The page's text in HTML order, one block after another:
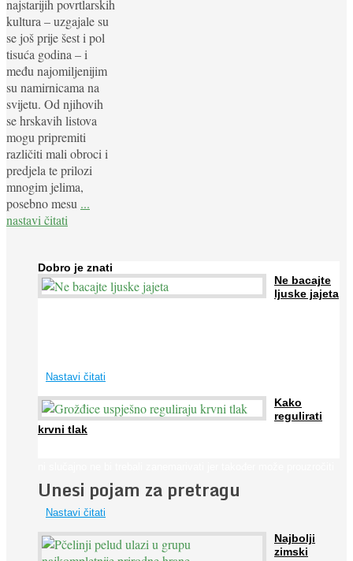
najstarijih povrtlarskih
kultura – uzgajale su
se još prije šest i pol
tisuća godina – i
među najomiljenijim
su namirnicama na
svijetu. Od njihovih
se hrskavih listova
mogu pripremiti
različiti mali obroci i
predjela te prilozi
mnogim jelima,
posebno mesu ...
nastavi čitati
Dobro je znati
Ne bacajte
ljuske jajeta
Nastavi čitati
Kako
regulirati
krvni tlak
...
Nastavi čitati
Najbolji
zimski
Unesi pojam za pretragu